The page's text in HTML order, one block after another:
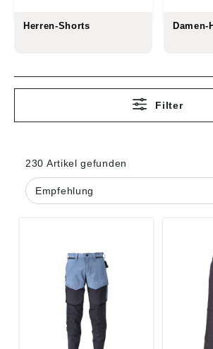
Herren-Shorts Damen-
Filter
230 Artikel gefunden